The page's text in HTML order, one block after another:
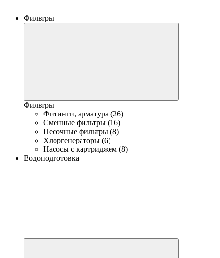
Фильтры
Фильтры
Фитинги, арматура (26)
Сменные фильтры (16)
Песочные фильтры (8)
Хлоргенераторы (6)
Насосы с картриджем (8)
Водоподготовка